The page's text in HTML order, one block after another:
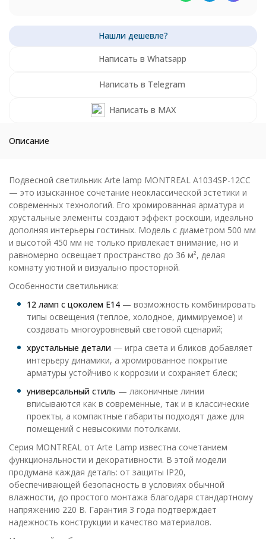
Написать в Whatsapp
Написать в Telegram
Написать в MAX
Описание
Подвесной светильник Arte lamp MONTREAL A1034SP-12CC
— это изысканное сочетание неоклассической эстетики и
современных технологий. Его хромированная арматура и
хрустальные элементы создают эффект роскоши, идеально
дополняя интерьеры гостиных. Модель с диаметром 500 мм
и высотой 450 мм не только привлекает внимание, но и
равномерно освещает пространство до 36 м², делая
комнату уютной и визуально просторной.
Особенности светильника:
12 ламп с цоколем E14 — возможность комбинировать
типы освещения (теплое, холодное, диммируемое) и
создавать многоуровневый световой сценарий;
хрустальные детали — игра света и бликов добавляет
интерьеру динамики, а хромированное покрытие
арматуры устойчиво к коррозии и сохраняет блеск;
универсальный стиль — лаконичные линии
вписываются как в современные, так и в классические
проекты, а компактные габариты подходят даже для
помещений с невысокими потолками.
Серия MONTREAL от Arte Lamp известна сочетанием
функциональности и декоративности. В этой модели
продумана каждая деталь: от защиты IP20,
обеспечивающей безопасность в условиях обычной
влажности, до простого монтажа благодаря стандартному
напряжению 220 В. Гарантия 3 года подтверждает
надежность конструкции и качество материалов.